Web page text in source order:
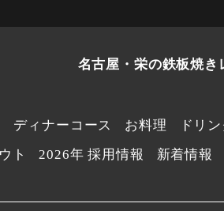
名古屋・栄の鉄板焼
ディナーコース お料理 ドリン
ト 2026年 採用情報 新着情報